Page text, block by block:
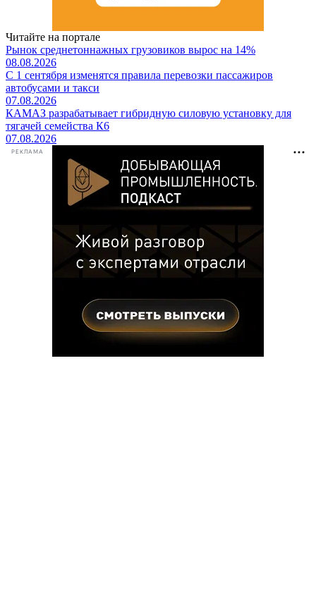
Читайте на портале
Рынок среднетоннажных грузовиков вырос на 14%
08.08.2026
С 1 сентября изменятся правила перевозки пассажиров
автобусами и такси
07.08.2026
КАМАЗ разрабатывает гибридную силовую установку для
тягачей семейства К6
07.08.2026
РЕКЛАМА